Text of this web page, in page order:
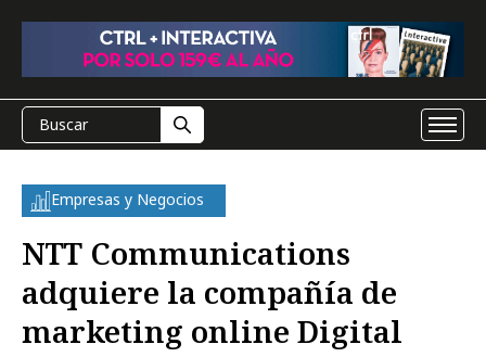
Empresas y Negocios
NTT Communications
adquiere la compañía de
marketing online Digital